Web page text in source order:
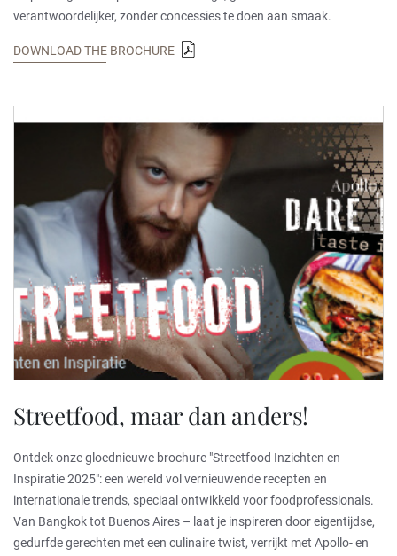
verantwoordelijker, zonder concessies te doen aan smaak.
DOWNLOAD THE BROCHURE
Streetfood, maar dan anders!
Ontdek onze gloednieuwe brochure "Streetfood Inzichten en
Inspiratie 2025": een wereld vol vernieuwende recepten en
internationale trends, speciaal ontwikkeld voor foodprofessionals.
Van Bangkok tot Buenos Aires – laat je inspireren door eigentijdse,
gedurfde gerechten met een culinaire twist, verrijkt met Apollo- en